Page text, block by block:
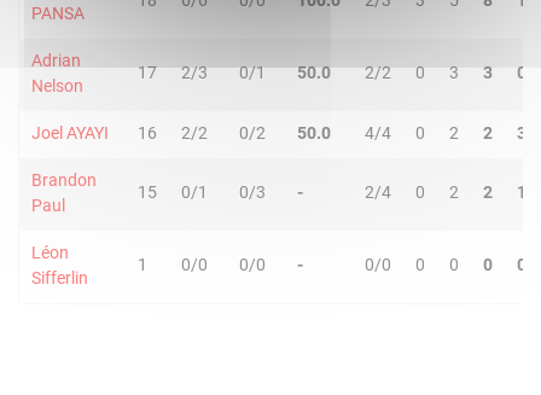
PANSA
Adrian
Nelson
17 2/3 0/1 50.0 2/2 0 3 3 0
Joel AYAYI 16 2/2 0/2 50.0 4/4 0 2 2 3
Brandon
Paul
15 0/1 0/3 - 2/4 0 2 2 1
Léon
Sifferlin
1 0/0 0/0 - 0/0 0 0 0 0